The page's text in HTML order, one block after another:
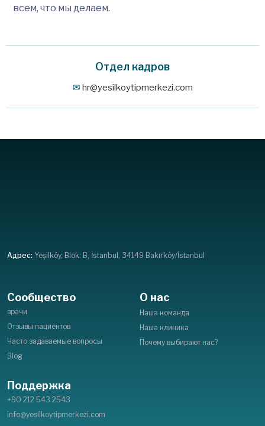
всем, что мы делаем.
Отдел кадров
hr@yesilkoytipmerkezi.com
Адрес: Yeşilköy, Blok: B, İstanbul, 34149 Bakırköy/İstanbul
Сообщество
врачи
Отзывы пациентов
Часто задаваемые вопросы
Blog
О нас
Наша команда
Наша клиника
Почему выбирают нас?
Поддержка
+90 212 543 2543
info@yesilkoytipmerkezi.com